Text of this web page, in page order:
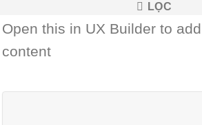
LỌC
Open this in UX Builder to
content